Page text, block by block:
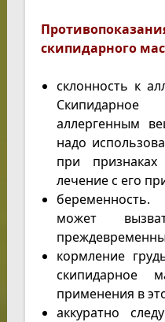
скипидарного
склонность к
аллергенным
надо
при признаках
лечение с его
может
кормление
скипидарное
применения в
аккуратно